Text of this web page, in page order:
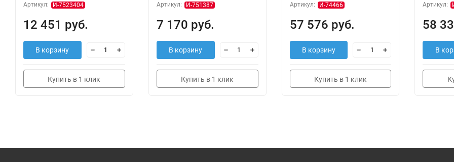
Артикул: И-7523404
12 451 руб.
В корзину
Купить в 1 клик
Артикул: И-751387
7 170 руб.
В корзину
Купить в 1 клик
Артикул: И-74466
57 576 руб.
В корзину
Купить в 1 клик
Артикул:
58
В